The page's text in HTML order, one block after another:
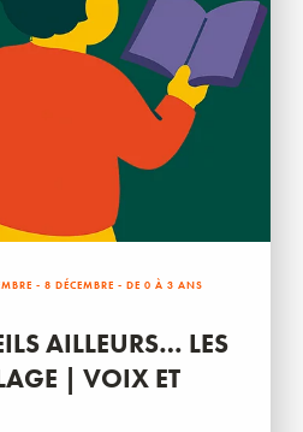
- 8 DÉCEMBRE - DE 0 À 3 ANS
AILLEURS… LES
| VOIX ET